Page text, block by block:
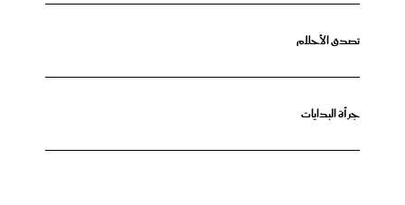
تصدق الأحلام
جرأة البدايات